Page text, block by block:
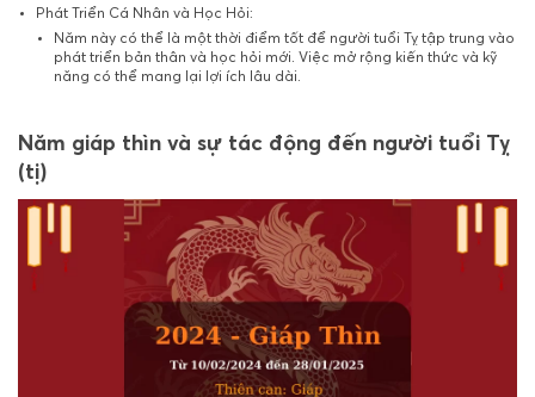
Phát Triển Cá Nhân và Học Hỏi:
Năm này có thể là một thời điểm tốt để người tuổi Tỵ tập trung vào
phát triển bản thân và học hỏi mới. Việc mở rộng kiến thức và kỹ
năng có thể mang lại lợi ích lâu dài.
Năm giáp thìn và sự tác động đến người tuổi Tỵ
(tị)